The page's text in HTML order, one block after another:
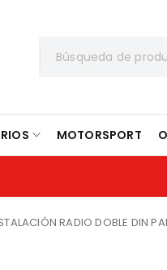
MOTORSPORT
RADIO DOBLE DIN